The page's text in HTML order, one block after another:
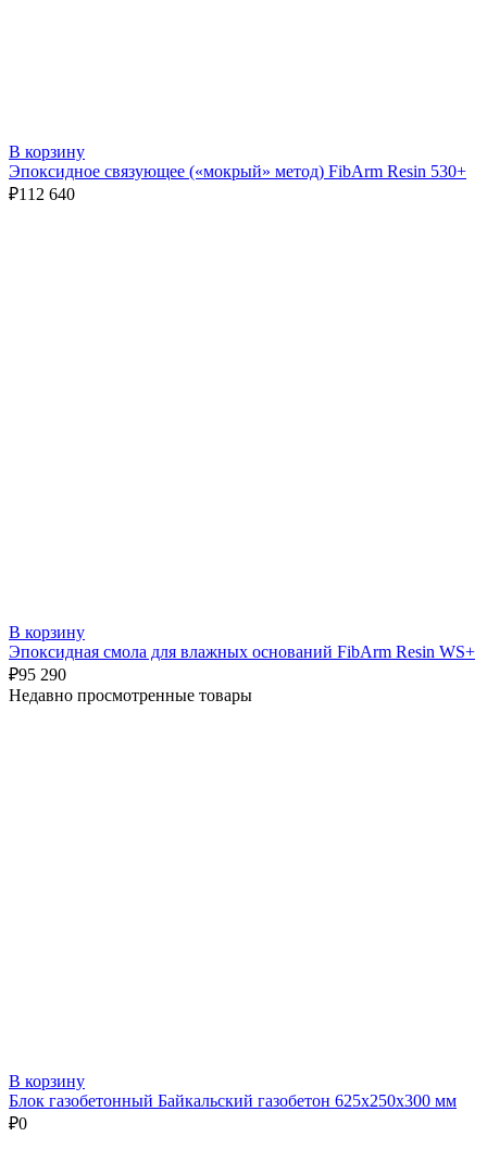
В корзину
Эпоксидное связующее («мокрый» метод) FibArm Resin 530+
₽112 640
В корзину
Эпоксидная смола для влажных оснований FibArm Resin WS+
₽95 290
Недавно просмотренные товары
В корзину
Блок газобетонный Байкальский газобетон 625х250х300 мм
₽0